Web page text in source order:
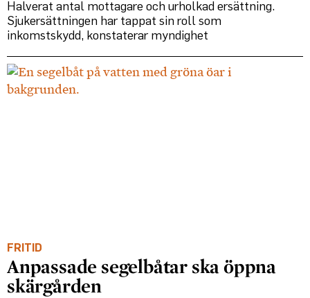
Halverat antal mottagare och urholkad ersättning.
Sjukersättningen har tappat sin roll som
inkomstskydd, konstaterar myndighet
FRITID
Anpassade segelbåtar ska öppna
skärgården